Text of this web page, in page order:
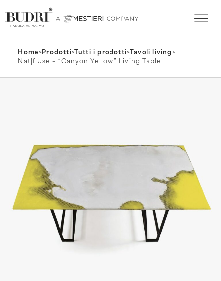
Home>Prodotti>Tutti i prodotti>Tavoli living>
Nat|f|Use – “Canyon Yellow” Living Table